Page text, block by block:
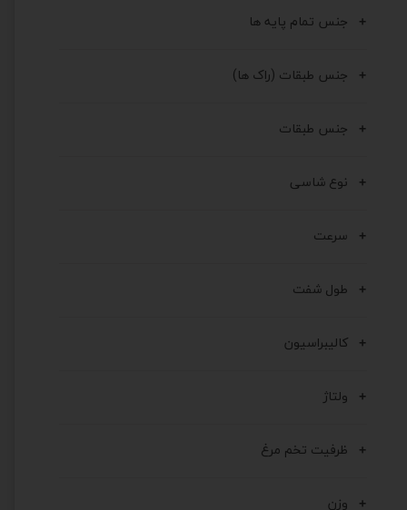
جنس تمام پایه ها
جنس طبقات (راک ها)
جنس طبقات
نوع شاسی
سرعت
طول شفت
کالیبراسیون
ولتاژ
ظرفیت تخم مرغ
وزن